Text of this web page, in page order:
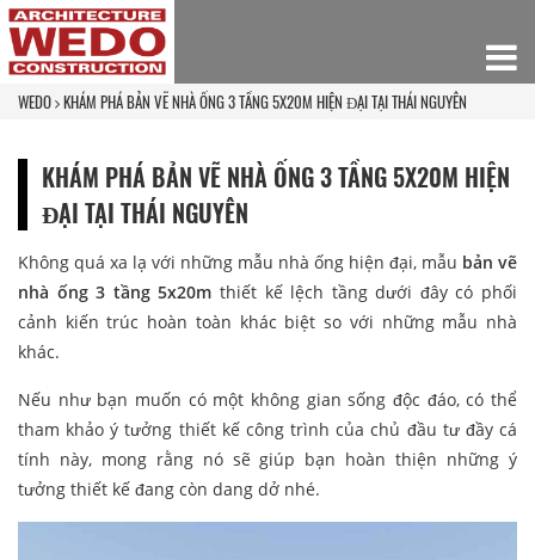
WEDO KHÁM PHÁ BẢN VẼ NHÀ ỐNG 3 TẦNG 5X20M HIỆN ĐẠI TẠI THÁI NGUYÊN
KHÁM PHÁ BẢN VẼ NHÀ ỐNG 3 TẦNG 5X20M HIỆN
ĐẠI TẠI THÁI NGUYÊN
Không quá xa lạ với những mẫu nhà ống hiện đại, mẫu bản vẽ
nhà ống 3 tầng 5x20m thiết kế lệch tầng dưới đây có phối
cảnh kiến trúc hoàn toàn khác biệt so với những mẫu nhà
khác.
Nếu như bạn muốn có một không gian sống độc đáo, có thể
tham khảo ý tưởng thiết kế công trình của chủ đầu tư đầy cá
tính này, mong rằng nó sẽ giúp bạn hoàn thiện những ý
tưởng thiết kế đang còn dang dở nhé.